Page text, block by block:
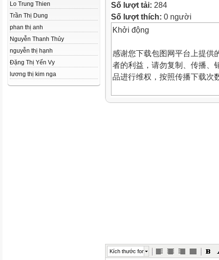
Lo Trung Thien
Trần Thị Dung
phan thị anh
Nguyễn Thanh Thủy
nguyễn thị hạnh
Đặng Thị Yến Vy
lương thị kim nga
Số lượt tải: 284
Số lượt thích: 0 người
Khởi động
感谢您下载包图网平台上提供
者的利益，请勿复制、传播、
品进行维权，按照传播下载次
Kích thước font